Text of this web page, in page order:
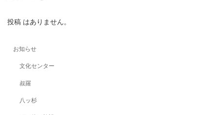
投稿 はありません。
お知らせ
文化センター
叔羅
八ッ杉